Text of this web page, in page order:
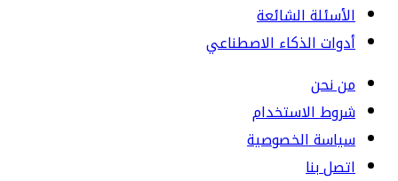
الأسئلة الشائعة
أدوات الذكاء الاصطناعي
من نحن
شروط الاستخدام
سياسة الخصوصية
اتصل بنا